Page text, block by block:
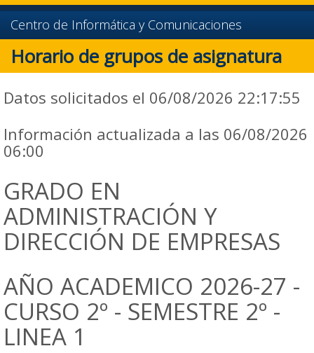
Centro de Informática y Comunicaciones
Horario de grupos de asignatura
Datos solicitados el 06/08/2026 22:17:55
Información actualizada a las 06/08/2026
06:00
GRADO EN
ADMINISTRACIÓN Y
DIRECCIÓN DE EMPRESAS
AÑO ACADEMICO 2026-27 -
CURSO 2º - SEMESTRE 2º -
LINEA 1